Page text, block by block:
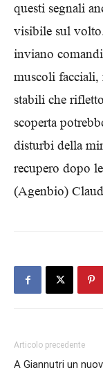
questi segnali
visibile sul
inviano
muscoli facciali,
stabili che
scoperta
disturbi della
recupero dopo
(Agenbio)
Articolo precedente
A Giannutri un